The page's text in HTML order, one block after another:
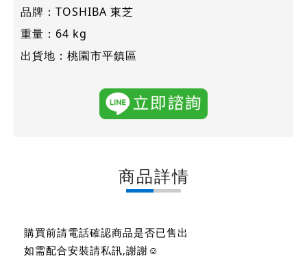
品牌：TOSHIBA 東芝
重量：64 kg
出貨地：桃園市平鎮區
商品詳情
購買前請電話確認商品是否已售出
如需配合安裝請私訊,謝謝☺